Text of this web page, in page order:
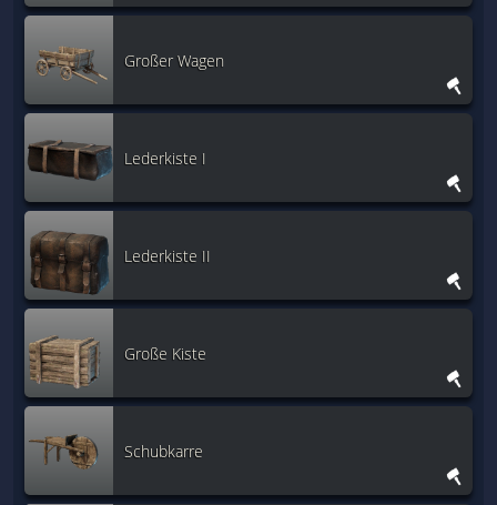
Großer Wagen
Lederkiste I
Lederkiste II
Große Kiste
Schubkarre